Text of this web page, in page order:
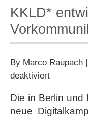
KKLD*
By Marco Raupach
deaktiviertfür
für
Die in Berlin und
neue